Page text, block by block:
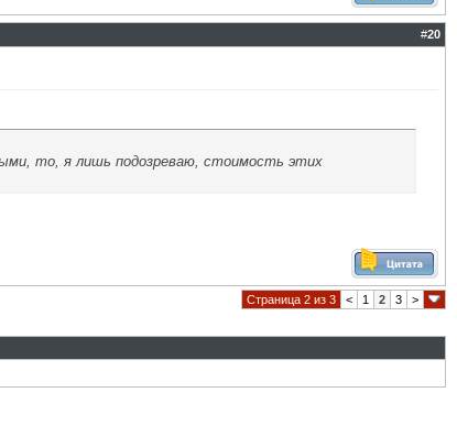
#20
то, я лишь подозреваю, стоимость этих
Страница 2 из 3 < 1 2 3 >